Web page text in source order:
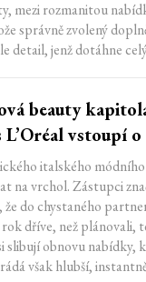
mezi rozmanitou
správně zvolený
detail, jenž dotáhne
beauty
vstoupí
italského
na vrchol. Zástupci
že do chystaného
dříve, než plánovali,
slibují obnovu nabídky,
však hlubší,